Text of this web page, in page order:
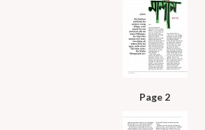
Page 2